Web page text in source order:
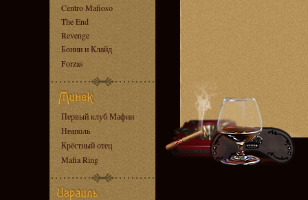
Centro Mafioso
The End
Revenge
Бонни и Клайд
Forzas
Первый клуб Мафии
Неаполь
Крёстный отец
Mafia Ring